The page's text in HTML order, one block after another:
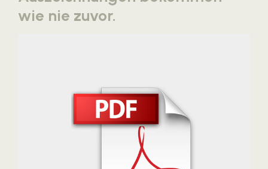
Controller Institut
wie nie zuvor.